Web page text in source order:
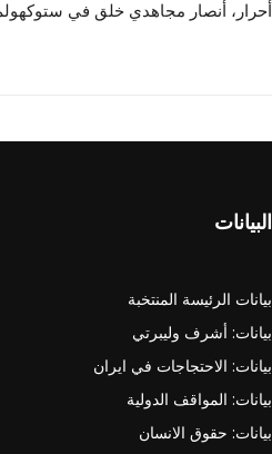
أحرار، أنصار مجاهدي خلق في
البيانات
بيانات الرئيسة المنتخبة
بيانات: أشرف وليبرتي
بيانات: الاحتجاجات في ايران
بيانات: المواقف الدولية
بيانات: حقوق الانسان